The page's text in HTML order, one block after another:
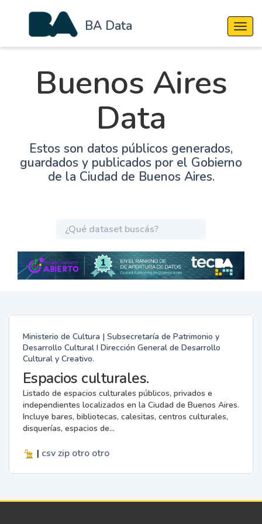
BA Data
Buenos Aires
Data
Estos son datos públicos generados,
guardados y publicados por el Gobierno
de la Ciudad de Buenos Aires.
Ministerio de Cultura | Subsecretaría de Patrimonio y
Desarrollo Cultural I Dirección General de Desarrollo
Cultural y Creativo.
Espacios culturales.
Listado de espacios culturales públicos, privados e
independientes localizados en la Ciudad de Buenos Aires.
Incluye bares, bibliotecas, calesitas, centros culturales,
disquerías, espacios de...
| csv zip otro otro